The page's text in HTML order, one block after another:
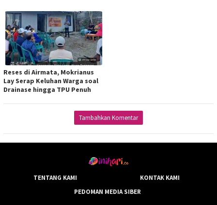
Reses di Airmata, Mokrianus
Lay Serap Keluhan Warga soal
Drainase hingga TPU Penuh
Tambahkan Komentar
TENTANG KAMI
KONTAK KAMI
PEDOMAN MEDIA SIBER